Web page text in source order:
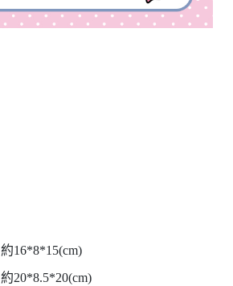
約16*8*15(cm)
約20*8.5*20(cm)